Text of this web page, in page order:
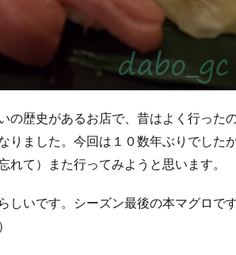
の歴史があるお店で、昔はよく行った
りました。今回は１０数年ぶりでした
れて）また行ってみようと思います。
しいです。シーズン最後の本マグロで